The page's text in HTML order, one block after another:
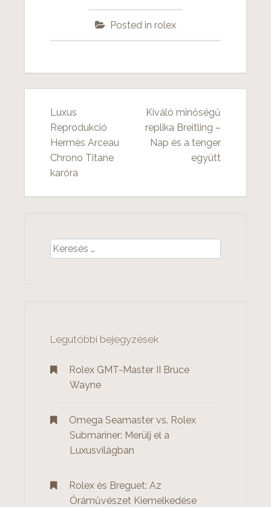
Posted in rolex
B
e
j
e
y
z
v
g
i
Luxus
Reprodukció
Hermès Arceau
Chrono Titane
karóra
Kiváló minőségű
replika Breitling –
Nap és a tenger
együtt
K
e
sLegutóbbi bejegyzések
Rolex GMT-Master II Bruce
Wayne
Omega Seamaster vs. Rolex
Submariner: Merülj el a
Luxusvilágban
Rolex és Breguet: Az
Óráművészet Kiemelkedése